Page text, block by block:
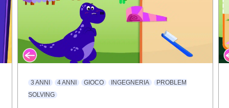
3 ANNI 4 ANNI GIOCO INGEGNERIA
PROBLEM
SOLVING